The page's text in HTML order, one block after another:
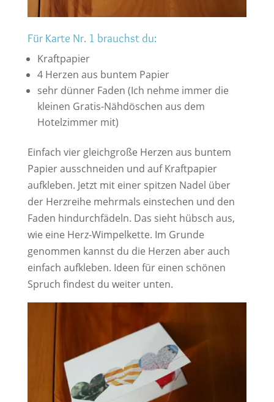
Für Karte Nr. 1 brauchst du:
Kraftpapier
4 Herzen aus buntem Papier
sehr dünner Faden (Ich nehme immer die
kleinen Gratis-Nähdöschen aus dem
Hotelzimmer mit)
Einfach vier gleichgroße Herzen aus buntem
Papier ausschneiden und auf Kraftpapier
aufkleben. Jetzt mit einer spitzen Nadel über
der Herzreihe mehrmals einstechen und den
Faden hindurchfädeln. Das sieht hübsch aus,
wie eine Herz-Wimpelkette. Im Grunde
genommen kannst du die Herzen aber auch
einfach aufkleben. Ideen für einen schönen
Spruch findest du weiter unten.